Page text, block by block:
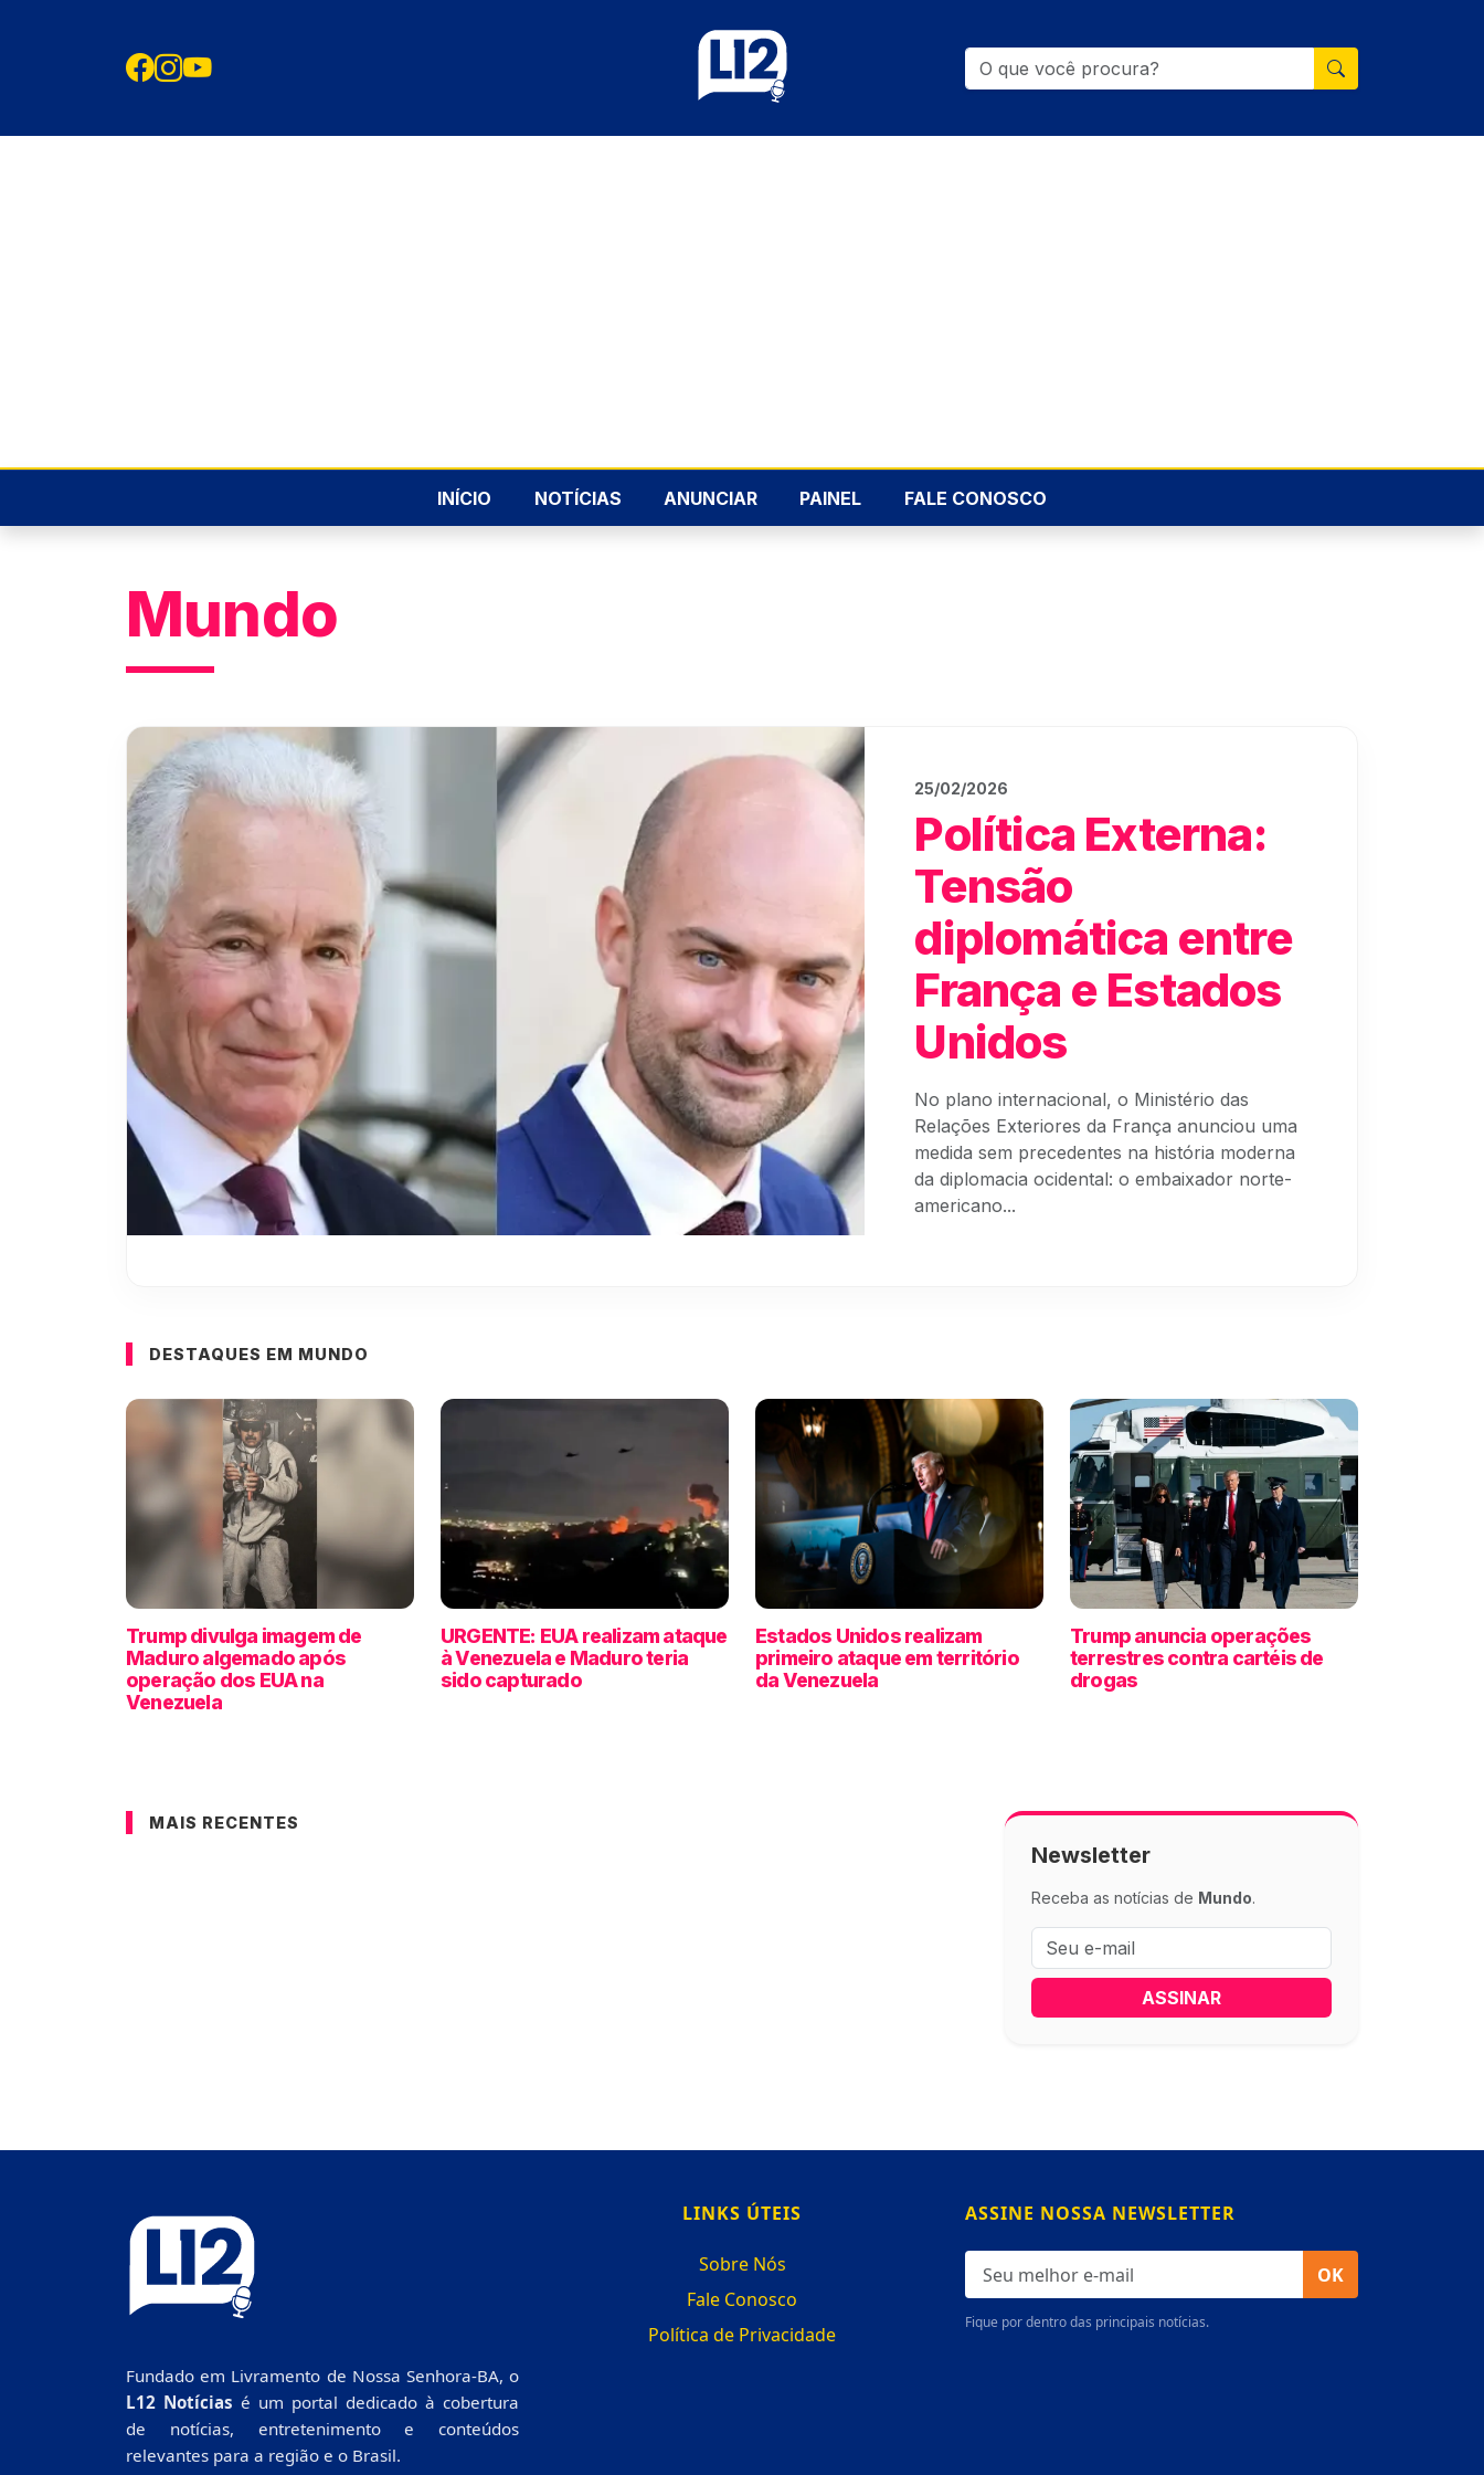
INÍCIO NOTÍCIAS ANUNCIAR PAINEL FALE CONOSCO
Mundo
25/02/2026
Política Externa:
Tensão
diplomática entre
França e Estados
Unidos
No plano internacional, o Ministério das
Relações Exteriores da França anunciou uma
medida sem precedentes na história moderna
da diplomacia ocidental: o embaixador norte-
americano...
DESTAQUES EM MUNDO
Trump divulga imagem de
Maduro algemado após
operação dos EUA na
Venezuela
URGENTE: EUA realizam ataque
à Venezuela e Maduro teria
sido capturado
Estados Unidos realizam
primeiro ataque em território
da Venezuela
Trump anuncia operações
terrestres contra cartéis de
drogas
MAIS RECENTES
Newsletter
Receba as notícias de Mundo.
ASSINAR
Fundado em Livramento de Nossa Senhora-BA, o
L12 Notícias é um portal dedicado à cobertura
de notícias, entretenimento e conteúdos
relevantes para a região e o Brasil.
LINKS ÚTEIS
Sobre Nós
Fale Conosco
Política de Privacidade
ASSINE NOSSA NEWSLETTER
OK
Fique por dentro das principais notícias.